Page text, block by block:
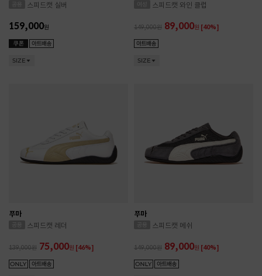
스피드캣 실버
159,000원
SIZE
스피드캣 와인 클럽
149,000 89,000원 [40%]
SIZE
푸마
스피드캣 레더
139,000 75,000원 [46%]
푸마
스피드캣 메쉬
149,000 89,000원 [40%]